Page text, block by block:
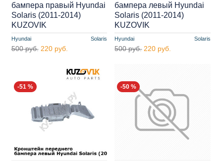
Hyundai Solaris
бампера правый Hyundai
Solaris (2011-2014)
KUZOVIK
500 руб. 220 руб.
Hyundai Solaris
бампера левый Hyundai
Solaris (2011-2014)
KUZOVIK
500 руб. 220 руб.
-51 % -50 %